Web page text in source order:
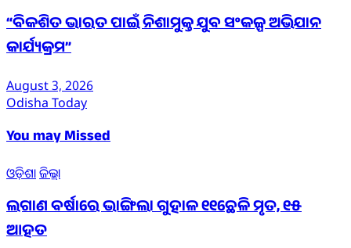
“ବିକଶିତ ଭାରତ ପାଇଁ ନିଶାମୁକ୍ତ ଯୁବ ସଂକଳ୍ପ ଅଭିଯାନ
କାର୍ଯ୍ୟକ୍ରମ”
August 3, 2026
Odisha Today
You may Missed
ଓଡ଼ିଶାଜିଲ୍ଲା
ଲଗାଣ ବର୍ଷାରେ ଭାଙ୍ଗିଲା ଗୁହାଳ ୧୧ଛେଳି ମୃତ, ୧୫
ଆହତ